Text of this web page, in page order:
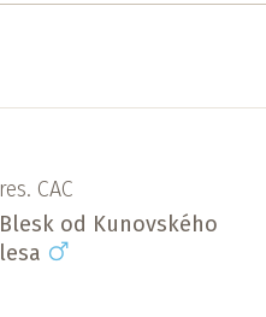
res. CAC
Blesk od Kunovského
lesa